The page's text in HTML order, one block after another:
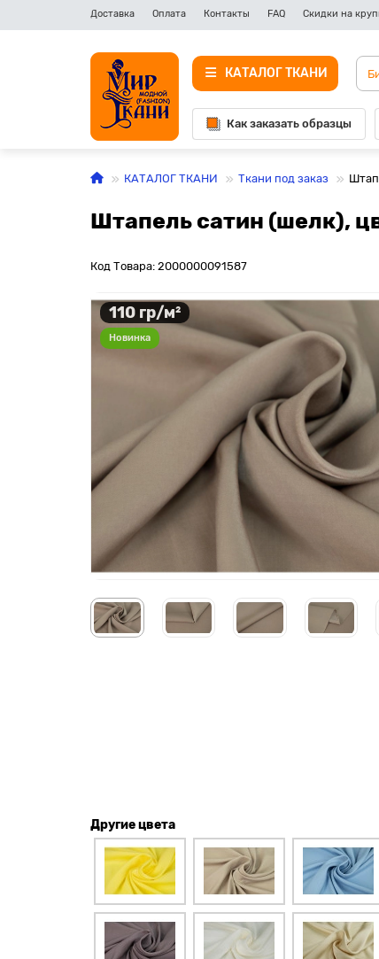
Доставка Оплата Контакты FAQ Скидки на
КАТАЛОГ ТКАНИ
Как заказать образцы
КАТАЛОГ ТКАНИ Ткани под заказ
Штапель сатин (шелк),
Код Товара: 2000000091587
110 гр/м²
Новинка
Другие цвета